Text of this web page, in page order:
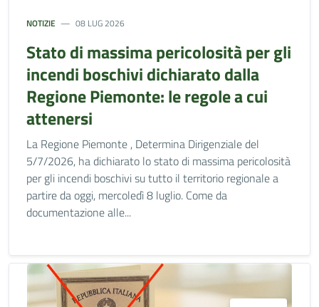
NOTIZIE 08 LUG 2026
Stato di massima pericolosità per gli
incendi boschivi dichiarato dalla
Regione Piemonte: le regole a cui
attenersi
La Regione Piemonte , Determina Dirigenziale del
5/7/2026, ha dichiarato lo stato di massima pericolosità
per gli incendi boschivi su tutto il territorio regionale a
partire da oggi, mercoledì 8 luglio. Come da
documentazione alle...